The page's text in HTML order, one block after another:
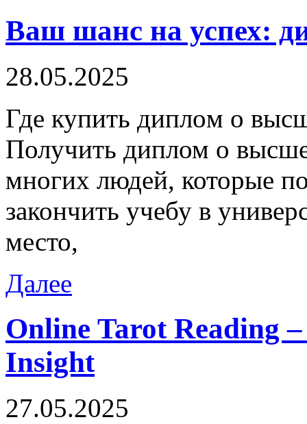
Ваш шанс на успех:
28.05.2025
Гдe купить диплoм o
Получить диплом о
многих людей, которые
закончить учебу в
место,
Далее
Online Tarot Reading
Insight
27.05.2025